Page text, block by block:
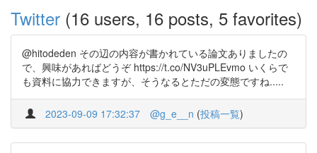
Twitter (16 users, 16 posts, 5 favorites)
@hitodeden その辺の内容が書かれている論文ありましたの
で、興味があればどうぞ https://t.co/NV3uPLEvmo いくらで
も資料に協力できますが、そうなるとただの変態ですね.....
2023-09-09 17:32:37 @g_e__n (投稿一覧)